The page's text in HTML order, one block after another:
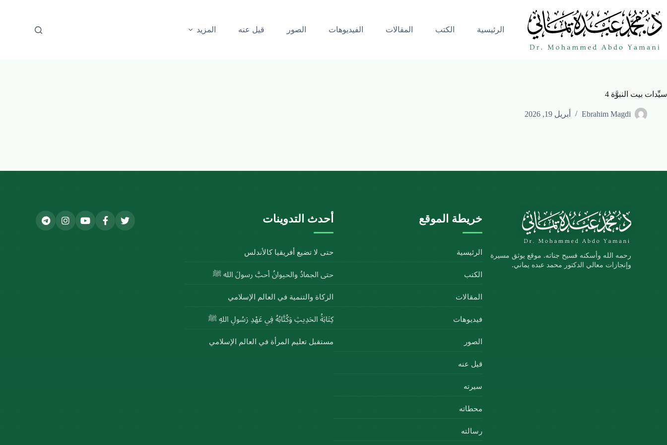
الرئيسية الكتب المقالات الفيديوهات الصور قيل عنه المزيد
سيِّدات بيت النبوَّة 4
Ebrahim Magdi أبريل 19, 2026
رحمه الله وأسكنه فسيح جناته. موقع يوثق مسيرة
وإنجازات معالي الدكتور محمد عبده يماني.
خريطة الموقع
الرئيسية
الكتب
المقالات
فيديوهات
الصور
قيل عنه
سيرته
محطاته
رسالته
أحدث التدوينات
حتى لا تضيع أفريقيا كالأندلس
حتى الجمادُ والحيوانُ أحبَّ رسولَ الله ﷺ
الزكاة والتنمية في العالم الإسلامي
كِتَابَةُ الحَدِيثِ وَكُتَّابُهُ فِي عَهْدِ رَسُولِ اللهِ ﷺ
مستقبل تعليم المرأة في العالم الإسلامي